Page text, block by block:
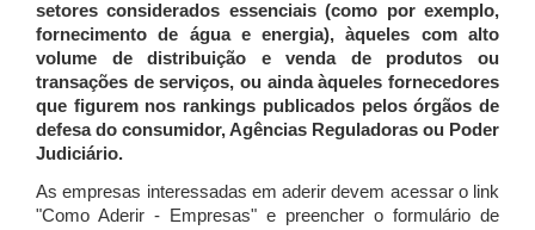
setores considerados essenciais (como por exemplo,
fornecimento de água e energia), àqueles com alto
volume de distribuição e venda de produtos ou
transações de serviços, ou ainda àqueles fornecedores
que figurem nos rankings publicados pelos órgãos de
defesa do consumidor, Agências Reguladoras ou Poder
Judiciário.
As empresas interessadas em aderir devem acessar o link
"Como Aderir - Empresas" e preencher o formulário de